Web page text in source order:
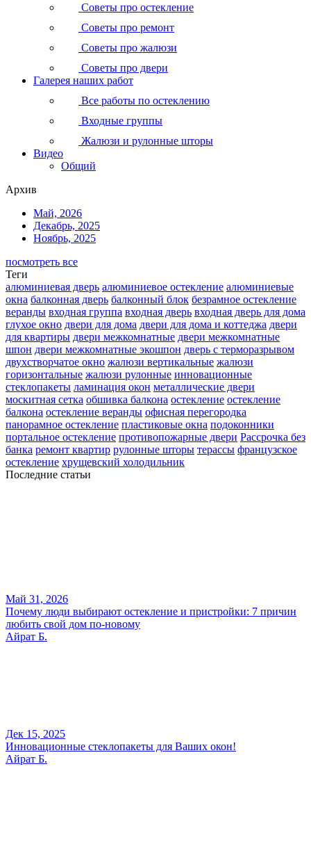
Советы про остекление
Советы про ремонт
Советы про жалюзи
Советы про двери
Галерея наших работ
Все работы по остеклению
Входные группы
Жалюзи и рулонные шторы
Видео
Общий
Архив
Май, 2026
Декабрь, 2025
Ноябрь, 2025
посмотреть все
Теги
алюминиевая дверь алюминиевое остекление алюминиевые
окна балконная дверь балконный блок безрамное остекление
веранды входная группа входная дверь входная дверь для дома
глухое окно двери для дома двери для дома и коттеджа двери
для квартиры двери межкомнатные двери межкомнатные
шпон двери межкомнатные экошпон дверь с терморазрывом
двухстворчатое окно жалюзи вертикальные жалюзи
горизонтальные жалюзи рулонные инновационные
стеклопакеты ламинация окон металлические двери
москитная сетка обшивка балкона остекление остекление
балкона остекление веранды офисная перегородка
панорамное остекление пластиковые окна подоконники
портальное остекление противопожарные двери Рассрочка без
банка ремонт квартир рулонные шторы терассы французское
остекление хрущевский холодильник
Последние статьи
Май 31, 2026
Почему люди выбирают остекление и пристройки: 7 причин
любить свой дом по-новому
Айрат Б.
Дек 15, 2025
Инновационные стеклопакеты для Ваших окон!
Айрат Б.